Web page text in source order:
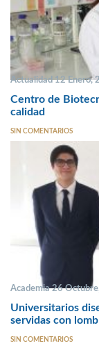
Actualidad 12 Enero,
Centro de
calidad
SIN COMENTARIOS
Academia 26
Universitarios
servidas con
SIN COMENTARIOS